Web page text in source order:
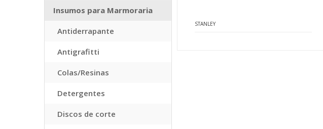
Insumos para Marmoraria
Antiderrapante
Antigrafitti
Colas/Resinas
Detergentes
Discos de corte
STANLEY